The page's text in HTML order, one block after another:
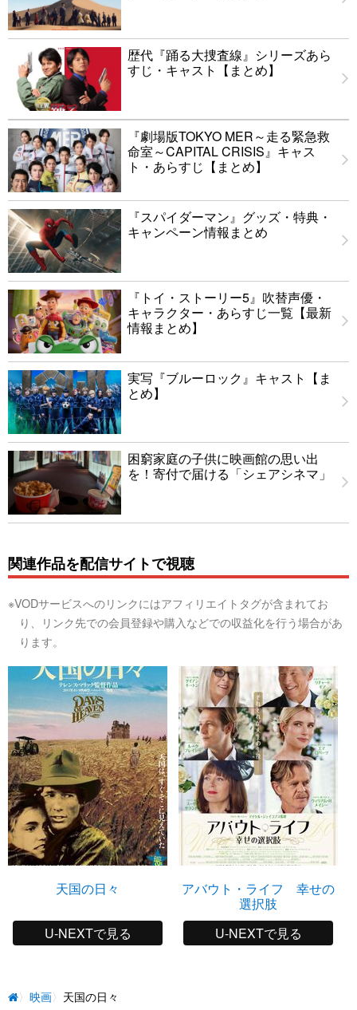
歴代『踊る大捜査線』シリーズあら
すじ・キャスト【まとめ】
『劇場版TOKYO MER～走る緊急救
命室～CAPITAL CRISIS』キャス
ト・あらすじ【まとめ】
『スパイダーマン』グッズ・特典・
キャンペーン情報まとめ
『トイ・ストーリー5』吹替声優・
キャラクター・あらすじ一覧【最新
情報まとめ】
実写『ブルーロック』キャスト【ま
とめ】
困窮家庭の子供に映画館の思い出
を！寄付で届ける「シェアシネマ」
関連作品を配信サイトで視聴
※VODサービスへのリンクにはアフィリエイトタグが含まれてお
り、リンク先での会員登録や購入などでの収益化を行う場合があ
ります。
天国の日々
U-NEXTで見る
アバウト・ライフ 幸せの
選択肢
U-NEXTで見る
映画 天国の日々